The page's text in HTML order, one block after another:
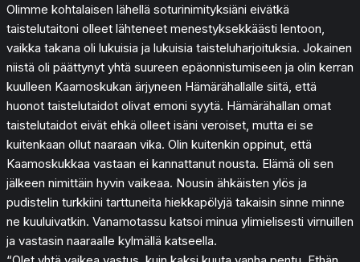
Olimme kohtalaisen lähellä soturinimityksiäni eivätkä
taistelutaitoni olleet lähteneet menestyksekkäästi lentoon,
vaikka takana oli lukuisia ja lukuisia taisteluharjoituksia. Jokainen
niistä oli päättynyt yhtä suureen epäonnistumiseen ja olin kerran
kuulleen Kaamoskukan ärjyneen Hämärähallalle siitä, että
huonot taistelutaidot olivat emoni syytä. Hämärähallan omat
taistelutaidot eivät ehkä olleet isäni veroiset, mutta ei se
kuitenkaan ollut naaraan vika. Olin kuitenkin oppinut, että
Kaamoskukkaa vastaan ei kannattanut nousta. Elämä oli sen
jälkeen nimittäin hyvin vaikeaa. Nousin ähkäisten ylös ja
pudistelin turkkiini tarttuneita hiekkapölyjä takaisin sinne minne
ne kuuluivatkin. Vanamotassu katsoi minua ylimielisesti virnuillen
ja vastasin naaraalle kylmällä katseella.